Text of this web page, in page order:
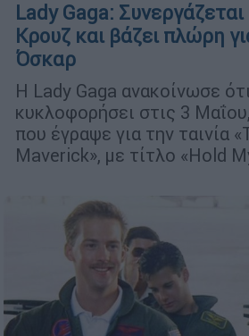
Lady Gaga:
Κρουζ και βάζει πλώρη
Όσκαρ
Η Lady Gaga ανακοίνωσε
κυκλοφορήσει στις 3
που έγραψε για την ταινία
Maverick», με τίτλο «Hold